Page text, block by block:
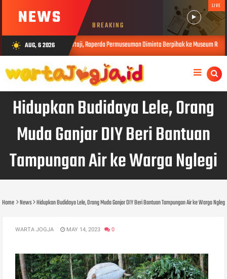
NEWS BREAKING
LIVE
wb_sunny AUG, 6 2026
Beber Sekartaji, Raperda Permuseuman Diminta Berpihak ke Museum Rakyat
Hidupkan Budidaya Lele, Orang
Muda Ganjar DIY Beri Bantuan
Tampungan Air ke Warga Nglegi
Home News Hidupkan Budidaya Lele, Orang Muda Ganjar DIY Beri Bantuan Tampungan Air ke Warga Nglegi
WARTA JOGJA MAY 14, 2023 0